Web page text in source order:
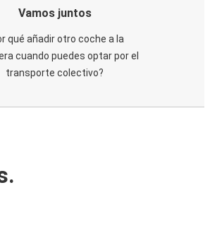
Vamos juntos
qué añadir otro coche a la
cuando puedes optar por el
transporte colectivo?